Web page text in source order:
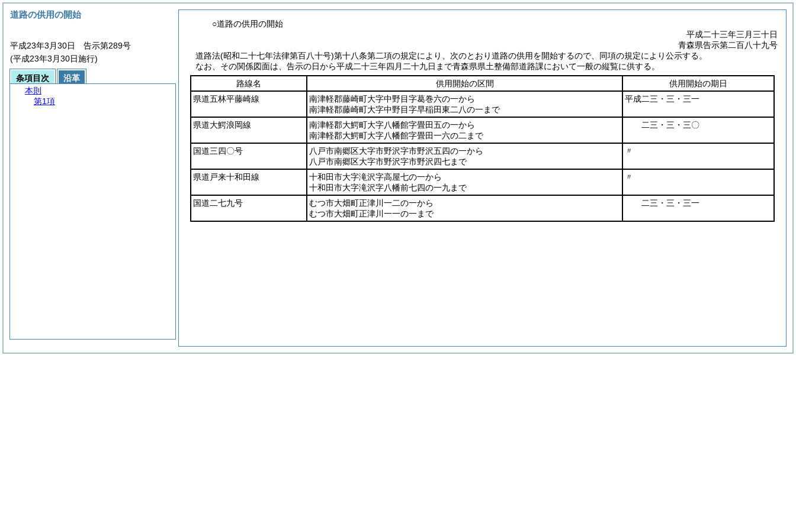
○道路の供用の開始
平成二十三年三月三十日
青森県告示第二百八十九号
道路法(昭和二十七年法律第百八十号)第十八条第二項の規定により、次のとおり道路の供用を開始するので、同項の規定により公示する。
なお、その関係図面は、告示の日から平成二十三年四月二十九日まで青森県県土整備部道路課において一般の縦覧に供する。
路線名
供用開始の区間
供用開始の期日
県道五林平藤崎線
南津軽郡藤崎町大字中野目字葛巻六の一から
南津軽郡藤崎町大字中野目字早稲田東二八の一まで
平成二三・三・三一
県道大鰐浪岡線
南津軽郡大鰐町大字八幡館字畳田五の一から
南津軽郡大鰐町大字八幡館字畳田一六の二まで
二三・三・三〇
国道三四〇号
八戸市南郷区大字市野沢字市野沢五四の一から
八戸市南郷区大字市野沢字市野沢四七まで
〃
県道戸来十和田線
十和田市大字滝沢字高屋七の一から
十和田市大字滝沢字八幡前七四の一九まで
〃
国道二七九号
むつ市大畑町正津川一二の一から
むつ市大畑町正津川一一の一まで
二三・三・三一
道路の供用の開始
平成23年3月30日 告示第289号
(平成23年3月30日施行)
条項目次
沿革
本則
第1項